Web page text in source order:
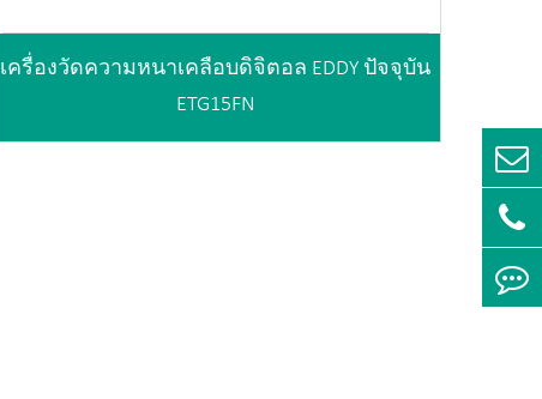
เครื่องวัดความหนาเคลือบดิจิตอล EDDY ปัจจุบัน
ETG15FN